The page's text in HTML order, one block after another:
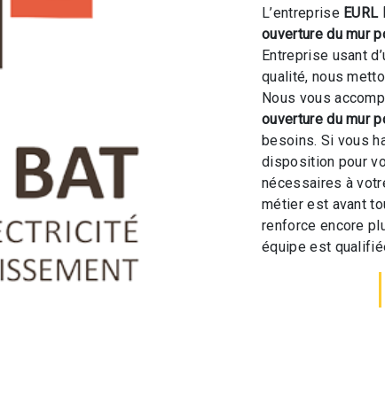
L’entreprise EURL
ouverture du mur
Entreprise usant
qualité, nous
Nous vous
ouverture du mur
besoins. Si vous
disposition pour
nécessaires à
métier est avant
renforce encore
équipe est